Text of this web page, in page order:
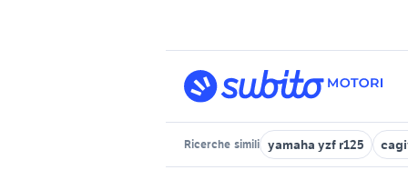
Ricerche simili yamaha yzf r125